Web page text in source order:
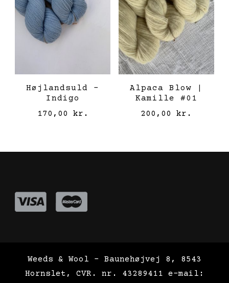
Højlandsuld –
Indigo
170,00 kr.
Alpaca Blow |
Kamille #01
200,00kr.
Weeds & Wool - Baunehøjvej 8, 8543
Hornslet, CVR. nr. 43289411 e-mail: